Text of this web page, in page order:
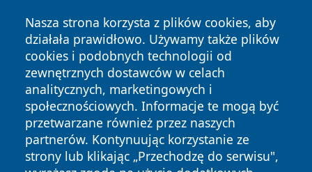
Nasza strona korzysta z plików cookies, aby
działała prawidłowo. Używamy także plików
cookies i podobnych technologii od
zewnętrznych dostawców w celach
analitycznych, marketingowych i
społecznościowych. Informacje te mogą być
przetwarzane również przez naszych
partnerów. Kontynuując korzystanie ze
strony lub klikając „Przechodzę do serwisu",
Copyright © 2026 24piaseczno.pl Wszystkie prawa
zastrzeżone.
News Autorzy
Polityka
Prywatności
Polityka
Cookies